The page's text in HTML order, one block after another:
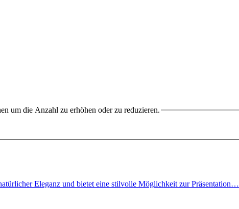
um die Anzahl zu erhöhen oder zu reduzieren.
Eleganz und bietet eine stilvolle Möglichkeit zur Präsentation…